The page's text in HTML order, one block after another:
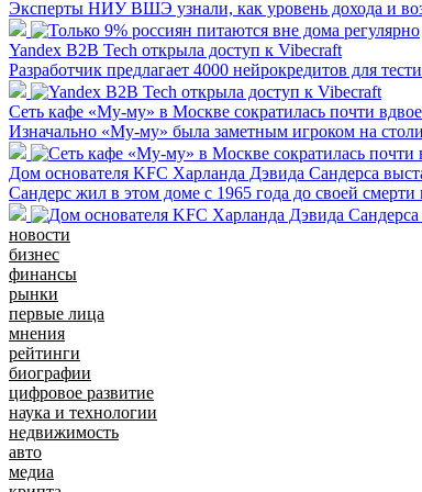
Эксперты НИУ ВШЭ узнали, как уровень дохода и
Yandex B2B Tech открыла доступ к Vibecraft
Разработчик предлагает 4000 нейрокредитов для
Сеть кафе «Му-му» в Москве сократилась почти вдвое
Изначально «Му-му» была заметным игроком на
Дом основателя KFC Харланда Дэвида Сандерса
Сандерс жил в этом доме с 1965 года до своей смерти
новости
бизнес
финансы
рынки
первые лица
мнения
рейтинги
биографии
цифровое развитие
наука и технологии
недвижимость
авто
медиа